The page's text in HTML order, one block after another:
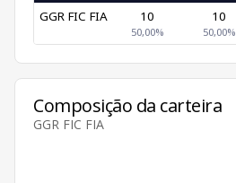
GGR FIC FIA 10
50,00%
10
50,00%
Composição da carteira
GGR FIC FIA